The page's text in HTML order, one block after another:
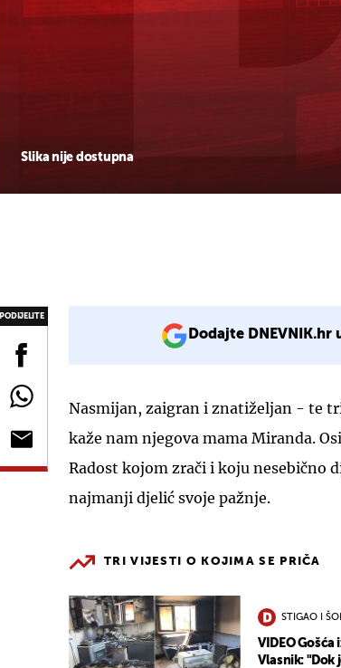
Slika nije dostupna
PODIJELITE
Dodajte
Nasmijan, zaigran i znatiželjan - te
kaže nam njegova mama Miranda.
Radost kojom zrači i koju nesebično
najmanji djelić svoje pažnje.
TRI VIJESTI O KOJIMA SE PRIČA
STIGAO I
VIDEO
Vlasnik: "Dok